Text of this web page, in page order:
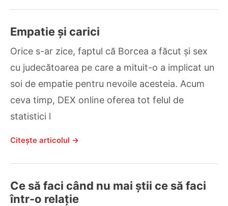
Empatie și carici
Orice s-ar zice, faptul că Borcea a făcut și sex
cu judecătoarea pe care a mituit-o a implicat un
soi de empatie pentru nevoile acesteia. Acum
ceva timp, DEX online oferea tot felul de
statistici l
Citește articolul →
Ce să faci când nu mai știi ce să faci
într-o relație